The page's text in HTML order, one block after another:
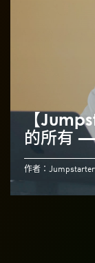
【
的所有
作者：Jumpstarter